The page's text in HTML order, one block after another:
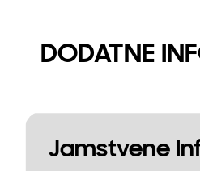
DODATNE
Jamstvene